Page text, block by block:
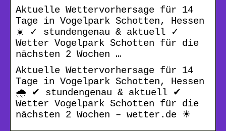
Aktuelle Wettervorhersage für 14
Tage in Vogelpark Schotten, Hessen
☀️ ✓ stundengenau & aktuell ✓
Wetter Vogelpark Schotten für die
nächsten 2 Wochen …
Aktuelle Wettervorhersage für 14
Tage in Vogelpark Schotten, Hessen
🌧️ ✔ stundengenau & aktuell ✔
Wetter Vogelpark Schotten für die
nächsten 2 Wochen – wetter.de ☀